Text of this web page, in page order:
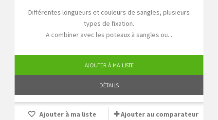
Différentes longueurs et couleurs de sangles, plusieurs
types de fixation.
A combiner avec les poteaux à sangles ou...
AJOUTER À MA LISTE
DÉTAILS
Ajouter à ma liste
Ajouter au comparateur